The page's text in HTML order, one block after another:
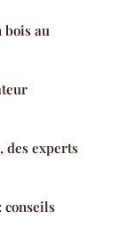
bois au
des experts
conseils